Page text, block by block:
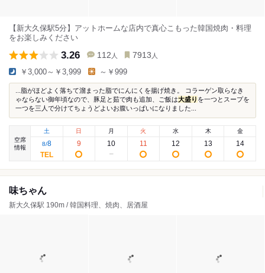
【新大久保駅5分】アットホームな店内で真心こもった韓国焼肉・料理
をお楽しみください
3.26 112 人 7913 人
￥3,000～￥3,999 ～￥999
...脂がほどよく落ちて溜まった脂でにんにくを揚げ焼き。 コラーゲン取らなき
ゃならない御年頃なので、豚足と茹で肉も追加、ご飯は大盛り を一つとスープを
一つを三人で分けてちょうどよいお腹いっぱいになりました...
空席
情報
土
8/8
日
9
月
10
火
11
水
12
木
13
金
14
味ちゃん
新大久保駅 190m / 韓国料理、焼肉、居酒屋